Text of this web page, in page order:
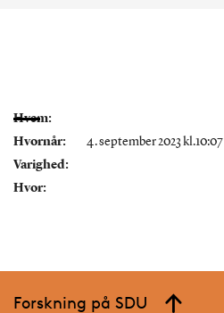
Hvem:
Hvornår:
4. september 2023 kl.10:07
Varighed:
Hvor:
Forskning på SDU